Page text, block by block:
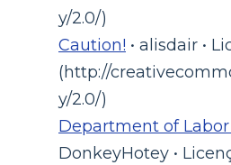
y/2.0/)
Caution! • alisdair •
(http://
y/2.0/)
Department of Labor
DonkeyHotey •